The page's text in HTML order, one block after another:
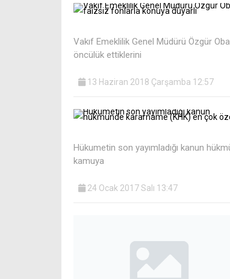
Vakıf Emeklilik Genel Müdürü Özgür
öncülük ettiklerini
13 Haziran 2018 Çarşamba 12:57
Hükumetin son yayımladığı kanun
kamuya
24 Ocak 2017 Salı 13:47